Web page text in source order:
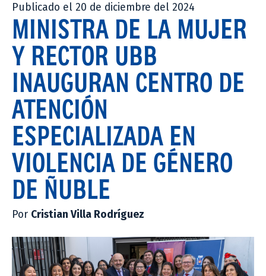
Publicado el 20 de diciembre del 2024
MINISTRA DE LA MUJER
Y RECTOR UBB
INAUGURAN CENTRO DE
ATENCIÓN
ESPECIALIZADA EN
VIOLENCIA DE GÉNERO
DE ÑUBLE
Por Cristian Villa Rodríguez